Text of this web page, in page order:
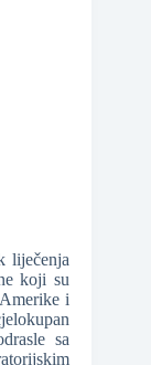
liječenja
koji su
i
sa